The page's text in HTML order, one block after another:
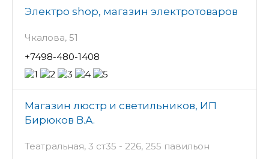
Электро shop, магазин электротоваров
Чкалова, 51
+7498-480-1408
Магазин люстр и светильников, ИП
Бирюков В.А.
Театральная, 3 ст35 - 226, 255 павильон